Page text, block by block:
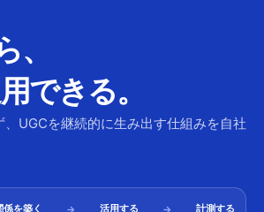
できる。
UGCを継続的に生み出す仕組みを自社
係を築く → 活用する → 計測する